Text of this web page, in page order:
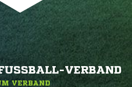
VERBAND
VERBAND